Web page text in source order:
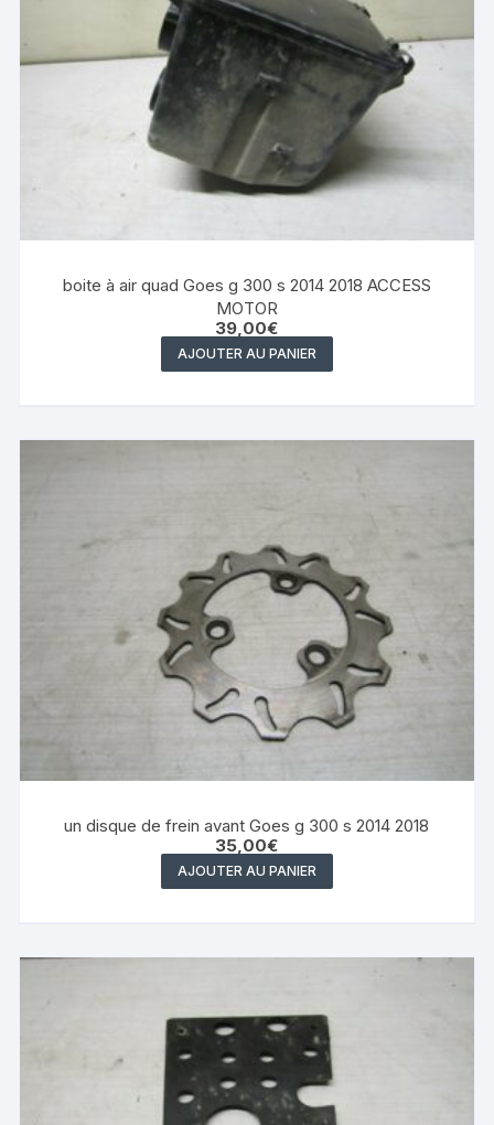
boite à air quad Goes g 300 s 2014 2018 ACCESS
MOTOR
39,00€
AJOUTER AU PANIER
un disque de frein avant Goes g 300 s 2014 2018
35,00€
AJOUTER AU PANIER